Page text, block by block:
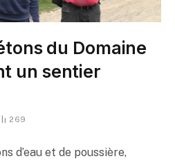
du Domaine
un sentier
269
d’eau et de poussière,